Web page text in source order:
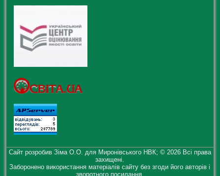
Сайт розробив Зіма О.О. для Миронівського НВК; © 2026 Всі права
захищені.
Заборонено використання матеріалів сайту без згоди його авторів і
зворотного посилання.